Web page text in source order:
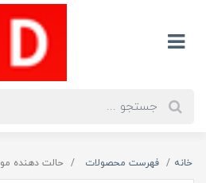
خانه فهرست محصولات حالت دهنده مو ۷ کاره پرومکس مدل ۵۱۱۷